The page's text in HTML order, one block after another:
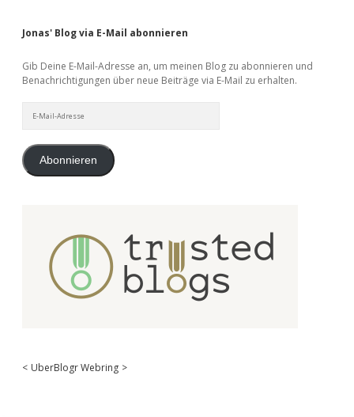
Jonas' Blog via E-Mail abonnieren
Gib Deine E-Mail-Adresse an, um meinen Blog zu abonnieren und
Benachrichtigungen über neue Beiträge via E-Mail zu erhalten.
Mail-
Abonnieren
< UberBlogr Webring >